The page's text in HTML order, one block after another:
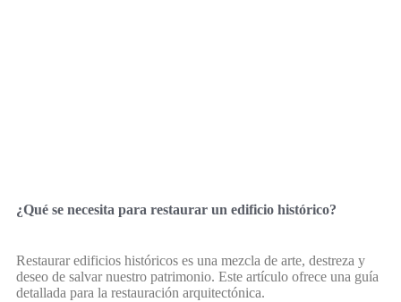
¿Qué se necesita para restaurar un edificio histórico?
Restaurar edificios históricos es una mezcla de arte, destreza y
deseo de salvar nuestro patrimonio. Este artículo ofrece una guía
detallada para la restauración arquitectónica.